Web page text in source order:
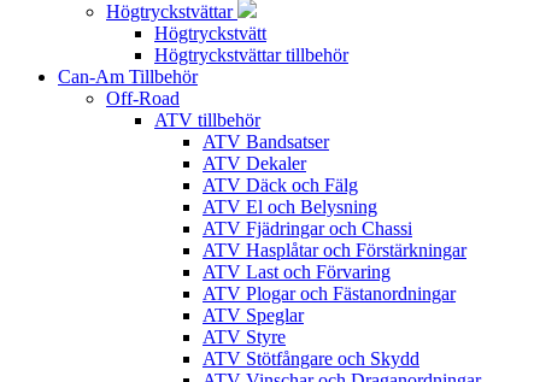
Högtryckstvättar
Högtryckstvätt
Högtryckstvättar tillbehör
Can-Am Tillbehör
Off-Road
ATV tillbehör
ATV Bandsatser
ATV Dekaler
ATV Däck och Fälg
ATV El och Belysning
ATV Fjädringar och Chassi
ATV Hasplåtar och Förstärkningar
ATV Last och Förvaring
ATV Plogar och Fästanordningar
ATV Speglar
ATV Styre
ATV Stötfångare och Skydd